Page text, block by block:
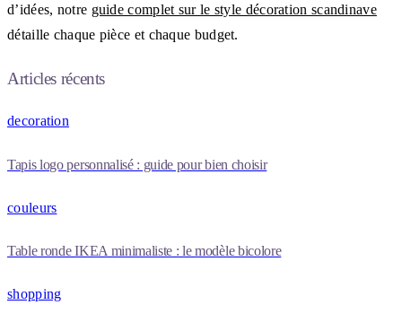
d’idées, notre guide complet sur le style décoration scandinave
détaille chaque pièce et chaque budget.
Articles récents
decoration
Tapis logo personnalisé : guide pour bien choisir
couleurs
Table ronde IKEA minimaliste : le modèle bicolore
shopping